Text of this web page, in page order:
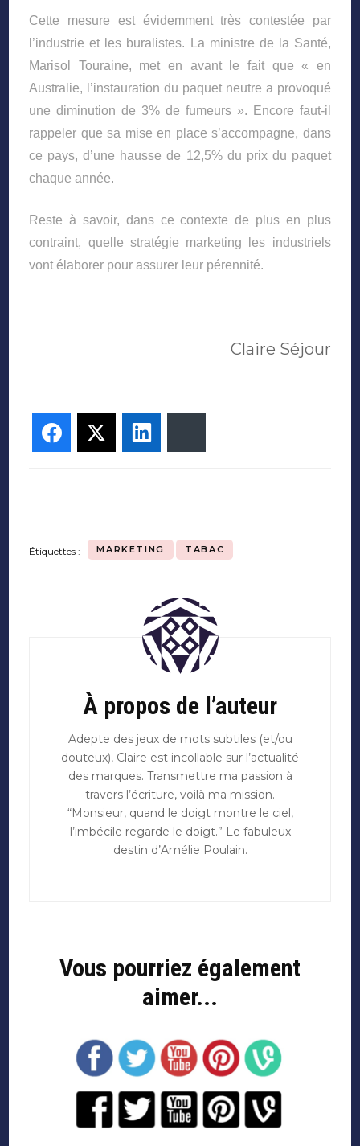
Cette mesure est évidemment très contestée par
l’industrie et les buralistes. La ministre de la Santé,
Marisol Touraine, met en avant le fait que « en
Australie, l’instauration du paquet neutre a provoqué
une diminution de 3% de fumeurs ». Encore faut-il
rappeler que sa mise en place s’accompagne, dans
ce pays, d’une hausse de 12,5% du prix du paquet
chaque année.
Reste à savoir, dans ce contexte de plus en plus
contraint, quelle stratégie marketing les industriels
vont élaborer pour assurer leur pérennité.
Claire Séjour
FacebookTwitter
Étiquettes : MARKETING TABAC
À propos de l’auteur
Adepte des jeux de mots subtiles (et/ou
douteux), Claire est incollable sur l’actualité
des marques. Transmettre ma passion à
travers l’écriture, voilà ma mission.
“Monsieur, quand le doigt montre le ciel,
l’imbécile regarde le doigt.” Le fabuleux
destin d’Amélie Poulain.
Vous pourriez également
aimer...